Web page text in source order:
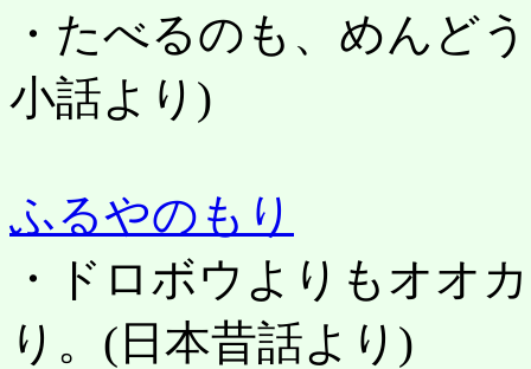
・たべるのも、めんど
小話より)
ふるやのもり
・ドロボウよりもオオ
り。 (日本昔話より)